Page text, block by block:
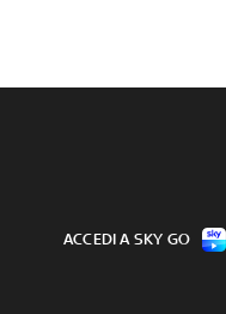
ACCEDI A SKY GO